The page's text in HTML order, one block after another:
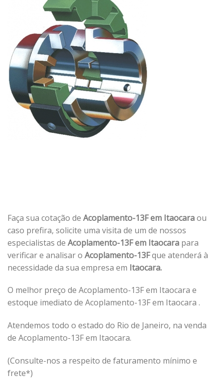
Faça sua cotação de Acoplamento-13F em Itaocaraou
caso prefira, solicite uma visita de um de nossos
especialistas de Acoplamento-13F em Itaocara para
verificar e analisar o Acoplamento-13Fque atenderá à
necessidade da sua empresa em Itaocara.
O melhor preço de Acoplamento-13F em Itaocara e
estoque imediato de Acoplamento-13F em Itaocara .
Atendemos todo o estado do Rio de Janeiro, na venda
de Acoplamento-13F em Itaocara.
(Consulte-nos a respeito de faturamento mínimo e
frete*)